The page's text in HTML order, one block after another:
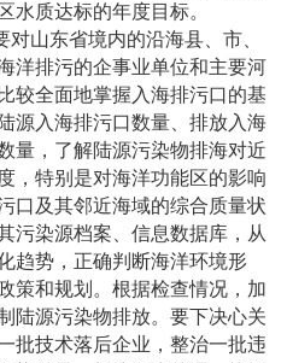
水质达标的年度目标。
山东省境内的沿海县、市、
洋排污的企事业单位和主要河
较全面地掌握入海排污口的基
源入海排污口数量、排放入海
量，了解陆源污染物排海对近
，特别是对海洋功能区的影响
口及其邻近海域的综合质量状
污染源档案、信息数据库，从
趋势，正确判断海洋环境形
策和规划。根据检查情况，加
陆源污染物排放。要下决心关
批技术落后企业，整治一批违